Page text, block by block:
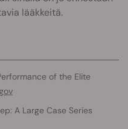
lääkkeitä.
of the Elite
A Large Case Series